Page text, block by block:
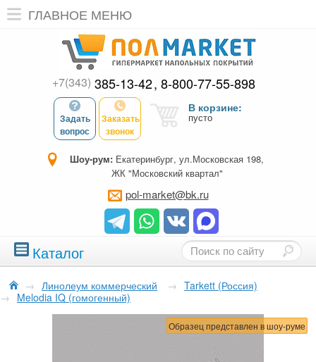
ГЛАВНОЕ МЕНЮ
+7(343) 385-13-42 8-800-77-55-898
Задать
вопрос
Заказать
звонок
В корзине:
пусто
Шоу-рум: Екатеринбург, ул.Московская 198,
ЖК "Московский квартал"
pol-market@bk.ru
Каталог
→ Линолеум коммерческий → Tarkett (Россия)
→ Melodia IQ (гомогенный)
Образец представлен в шоу-руме